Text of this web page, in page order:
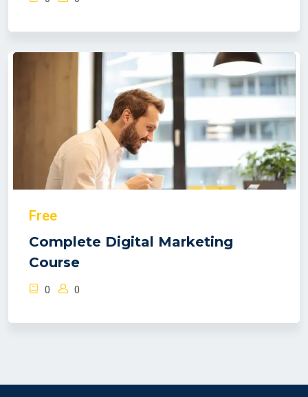
Free
Complete Digital Marketing
Course
0 0